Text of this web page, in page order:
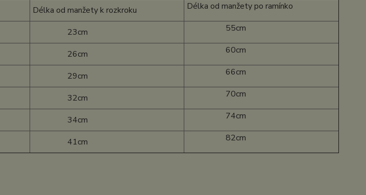
Délka od manžety k rozkroku Délka od manžety po ramínko
23cm 55cm
26cm 60cm
29cm 66cm
32cm 70cm
34cm 74cm
41cm 82cm